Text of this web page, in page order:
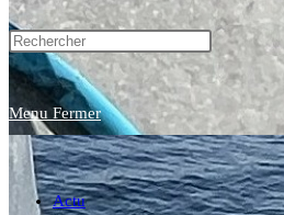
website
search
Menu Fermer
Actu